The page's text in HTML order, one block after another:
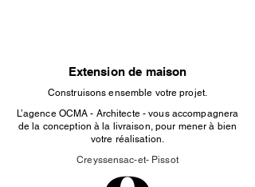
Extension de maison
Construisons ensemble votre projet.
L’agence OCMA - Architecte - vous accompagnera
de la conception à la livraison, pour mener à bien
votre réalisation.
Creyssensac-et- Pissot